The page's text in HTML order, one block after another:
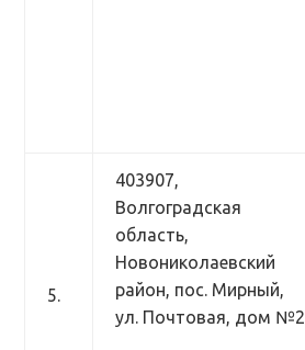
5.
403907,
Волгоградская
область,
Новониколаевский
район, пос. Мирный,
ул. Почтовая, дом №2